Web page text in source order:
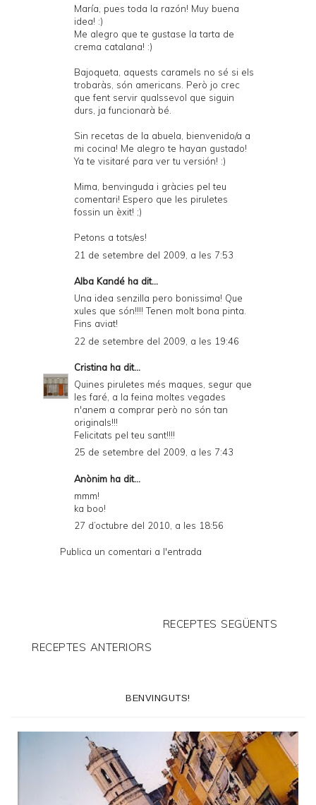
María, pues toda la razón! Muy buena
idea! :)
Me alegro que te gustase la tarta de
crema catalana! :)
Bajoqueta, aquests caramels no sé si els
trobaràs, són americans. Però jo crec
que fent servir qualssevol que siguin
durs, ja funcionarà bé.
Sin recetas de la abuela, bienvenido/a a
mi cocina! Me alegro te hayan gustado!
Ya te visitaré para ver tu versión! :)
Mima, benvinguda i gràcies pel teu
comentari! Espero que les piruletes
fossin un èxit! ;)
Petons a tots/es!
21 de setembre del 2009, a les 7:53
Alba Kandé ha dit...
Una idea senzilla pero bonissima! Que
xules que són!!!! Tenen molt bona pinta.
Fins aviat!
22 de setembre del 2009, a les 19:46
Cristina ha dit...
Quines piruletes més maques, segur que
les faré, a la feina moltes vegades
n'anem a comprar però no són tan
originals!!!
Felicitats pel teu sant!!!!
25 de setembre del 2009, a les 7:43
Anònim ha dit...
mmm!
ka boo!
27 d’octubre del 2010, a les 18:56
Publica un comentari a l'entrada
RECEPTES SEGÜENTS
RECEPTES ANTERIORS
BENVINGUTS!